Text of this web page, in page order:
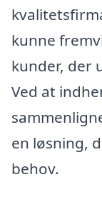
kunne
kunder, der
Ved at
en løsning,
behov.